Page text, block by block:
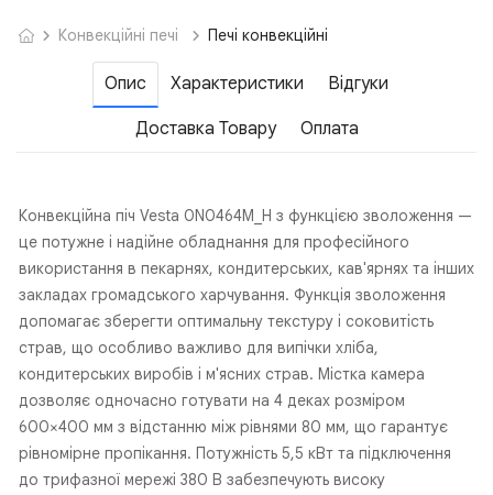
Конвекційні печі Печі конвекційні
Опис Характеристики Відгуки
Доставка Товару Оплата
Конвекційна піч Vesta 0N0464M_H з функцією зволоження —
це потужне і надійне обладнання для професійного
використання в пекарнях, кондитерських, кав'ярнях та інших
закладах громадського харчування. Функція зволоження
допомагає зберегти оптимальну текстуру і соковитість
страв, що особливо важливо для випічки хліба,
кондитерських виробів і м'ясних страв. Містка камера
дозволяє одночасно готувати на 4 деках розміром
600×400 мм з відстанню між рівнями 80 мм, що гарантує
рівномірне пропікання. Потужність 5,5 кВт та підключення
до трифазної мережі 380 В забезпечують високу